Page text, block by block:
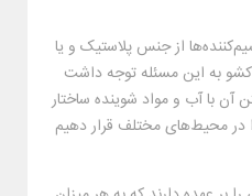
از جنس پلاستیک و یا
کشو به این مسئله توجه داشت
با آب و مواد شوینده ساختار
محیط‌های مختلف قرار دهیم